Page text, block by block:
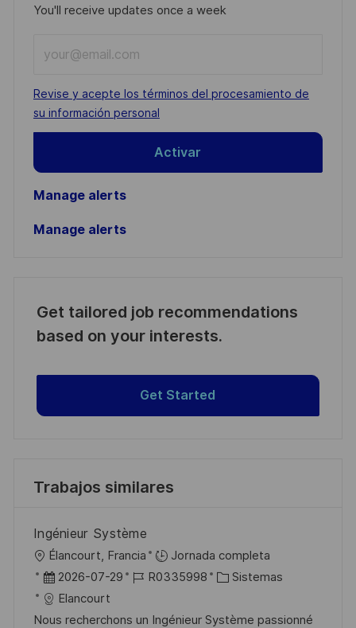
You'll receive updates once a week
Email
address
(Required)
Required
Revise y acepte los términos del procesamiento de
su información personal
Activar
Manage alerts
Manage alerts
Get tailored job recommendations
based on your interests.
Get Started
Trabajos similares
Ingénieur Système
U
b
c
Élancourt, Francia
Jornada completa
F
e
c
2026-07-29
I
d
R0335998
C
t
Sistemas
Elancourt
Nous recherchons un Ingénieur Système passionné